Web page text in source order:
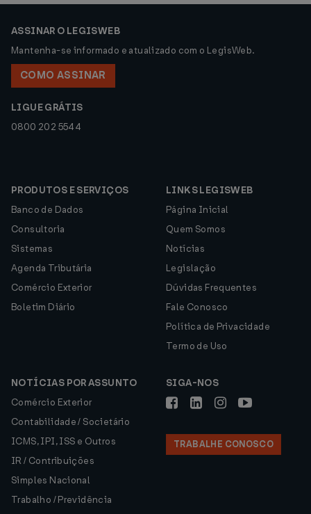
ASSINAR O LEGISWEB
Mantenha-se informado e atualizado com o LegisWeb.
COMO ASSINAR
LIGUE GRÁTIS
0800 202 5544
PRODUTOS E SERVIÇOS
Banco de Dados
Consultoria
Sistemas
Agenda Tributária
Comércio Exterior
Boletim Diário
LINKS LEGISWEB
Página Inicial
Quem Somos
Notícias
Legislação
Dúvidas Frequentes
Fale Conosco
Política de Privacidade
Termo de Uso
NOTÍCIAS POR ASSUNTO
Comércio Exterior
Contabilidade / Societário
ICMS, IPI, ISS e Outros
IR / Contribuições
Simples Nacional
Trabalho / Previdência
SIGA-NOS
TRABALHE CONOSCO